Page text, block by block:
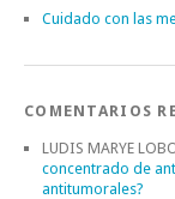
Cuidado con las
COMENTARIOS
LUDIS MARYE
concentrado de
antitumorales?